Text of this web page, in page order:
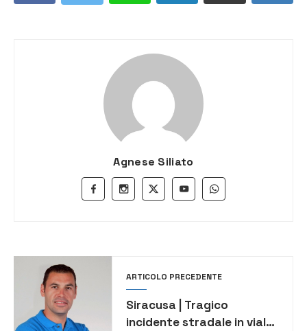
Agnese Siliato
ARTICOLO PRECEDENTE
Siracusa | Tragico
incidente stradale in viale